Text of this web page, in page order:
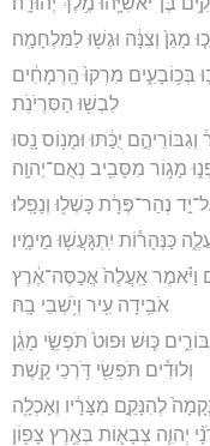
מָגֵן֙ וְצִנָּ֔ה וּגְשׁ֖וּ לַמִּלְחָמָֽה׃
בְּכ֥וֹבָעִ֑ים מִרְקוּ֙ הָֽרְמָחִ֔ים
לִבְשׁ֖וּ הַסִּרְיֹנֹֽת׃
יֻכַּ֔תּוּ וּמָנ֥וֹס נָ֖סוּ
מָג֥וֹר מִסָּבִ֖יב נְאֻם־יְהוָֽה׃
נְהַר־פְּרָ֔ת כָּשְׁל֖וּ וְנָפָֽלוּ׃
כַּנְּהָר֕וֹת יִֽתְגָּעֲשׁ֖וּ מֵימָֽיו׃
וַיֹּ֗אמֶר אַֽעֲלֶה֙ אֲכַסֶּה־אֶ֔רֶץ
אֹבִ֥ידָה עִ֖יר וְיֹ֥שְׁבֵי בָֽהּ׃
כּ֤וּשׁ וּפוּט֙ תֹּפְשֵׂ֣י מָגֵ֔ן
וְלוּדִ֕ים תֹּפְשֵׂ֖י דֹּ֥רְכֵי קָֽשֶׁת׃
לְהִנָּקֵ֣ם מִצָּרָ֔יו וְאָכְלָ֥ה
יְהוִ֧ה צְבָא֛וֹת בְּאֶ֥רֶץ צָפ֖וֹן